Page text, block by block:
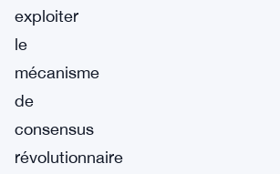
exploiter
le
mécanisme
de
consensus
révolutionnaire